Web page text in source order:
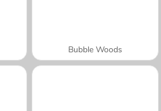
Bubble Woods